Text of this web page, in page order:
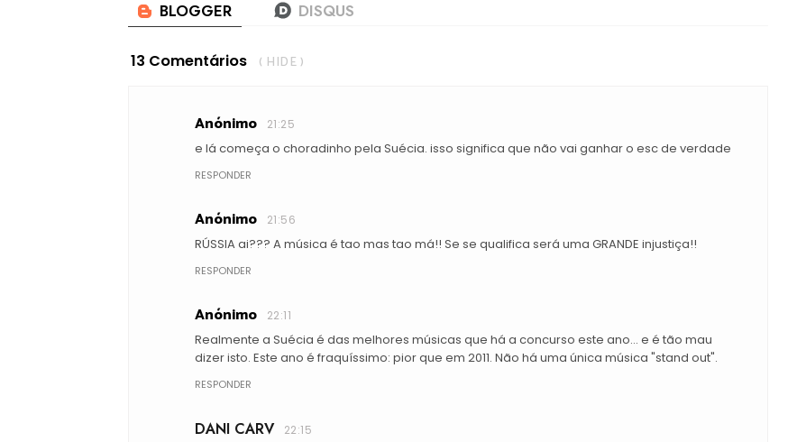
13 Comentários ( HIDE )
Anónimo 21:25
e lá começa o choradinho pela Suécia. isso significa que não vai ganhar o esc de verdade
RESPONDER
Anónimo 21:56
RÚSSIA ai??? A música é tao mas tao má!! Se se qualifica será uma GRANDE injustiça!!
RESPONDER
Anónimo 22:11
Realmente a Suécia é das melhores músicas que há a concurso este ano... e é tão mau
dizer isto. Este ano é fraquíssimo: pior que em 2011. Não há uma única música "stand out".
RESPONDER
DANI CARV 22:15